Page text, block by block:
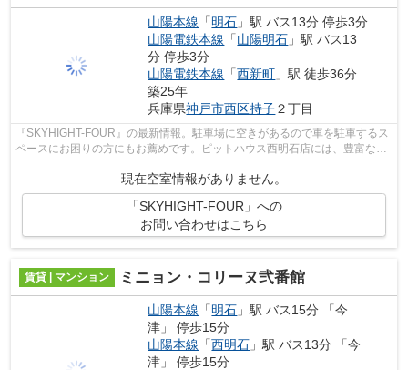
山陽本線 「明石 」駅 バス13分 停歩3分
山陽電鉄本線 「山陽明石 」駅 バス13
分 停歩3分
山陽電鉄本線 「西新町 」駅 徒歩36分
築25年
兵庫県神戸市西区持子２丁目
『SKYHIGHT-FOUR』の最新情報。駐車場に空きがあるので車を駐車するス
ペースにお困りの方にもお薦めです。ピットハウス西明石店には、豊富な物
現在空室情報がありません。
「SKYHIGHT-FOUR」への
お問い合わせはこちら
賃貸 | マンション ミニョン・コリーヌ弐番館
山陽本線 「明石 」駅 バス15分 「今
津」 停歩15分
山陽本線 「西明石 」駅 バス13分 「今
津」 停歩15分